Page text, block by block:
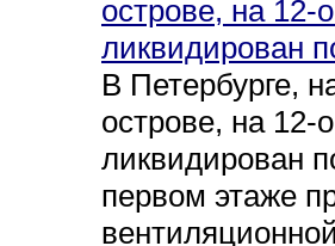
острове, на 12-
ликвидирован
В Петербурге,
острове, на 12-
ликвидирован
первом этаже